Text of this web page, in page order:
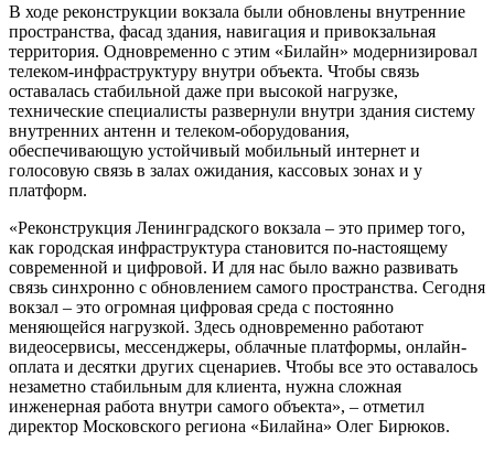
В ходе реконструкции вокзала были обновлены внутренние
пространства, фасад здания, навигация и привокзальная
территория. Одновременно с этим «Билайн» модернизировал
телеком-инфраструктуру внутри объекта. Чтобы связь
оставалась стабильной даже при высокой нагрузке,
технические специалисты развернули внутри здания систему
внутренних антенн и телеком-оборудования,
обеспечивающую устойчивый мобильный интернет и
голосовую связь в залах ожидания, кассовых зонах и у
платформ.
«Реконструкция Ленинградского вокзала – это пример того,
как городская инфраструктура становится по-настоящему
современной и цифровой. И для нас было важно развивать
связь синхронно с обновлением самого пространства. Сегодня
вокзал – это огромная цифровая среда с постоянно
меняющейся нагрузкой. Здесь одновременно работают
видеосервисы, мессенджеры, облачные платформы, онлайн-
оплата и десятки других сценариев. Чтобы все это оставалось
незаметно стабильным для клиента, нужна сложная
инженерная работа внутри самого объекта», – отметил
директор Московского региона «Билайна» Олег Бирюков.